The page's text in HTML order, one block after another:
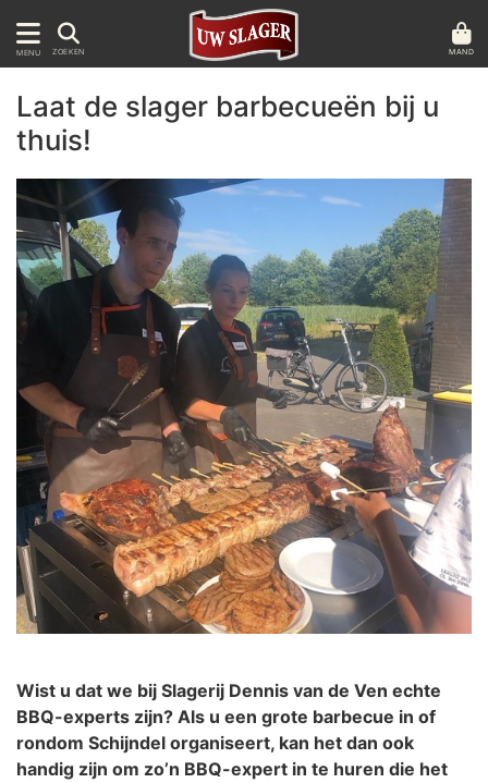
MENU ZOEKEN MAND
Laat de slager barbecueën bij u
thuis!
Wist u dat we bij Slagerij Dennis van de Ven echte
BBQ-experts zijn? Als u een grote barbecue in of
rondom Schijndel organiseert, kan het dan ook
handig zijn om zo’n BBQ-expert in te huren die het